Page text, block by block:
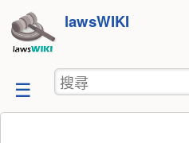
跳
至
容
lawsWIKI
搜
尋